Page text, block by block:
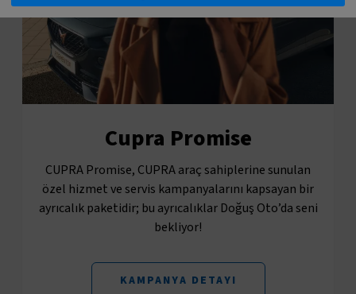
Cupra Promise
CUPRA Promise, CUPRA araç sahiplerine sunulan
özel hizmet ve servis kampanyalarını kapsayan bir
ayrıcalık paketidir; bu ayrıcalıklar Doğuş Oto’da seni
bekliyor!
KAMPANYA DETAYI